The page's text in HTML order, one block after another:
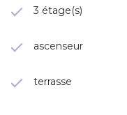
3 étage(s)
ascenseur
terrasse